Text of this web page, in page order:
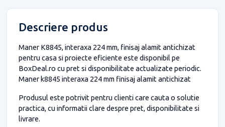
Descriere produs
Maner K8845, interaxa 224 mm, finisaj alamit antichizat
pentru casa si proiecte eficiente este disponibil pe
BoxDeal.ro cu pret si disponibilitate actualizate periodic.
Maner k8845 interaxa 224 mm finisaj alamit antichizat
Produsul este potrivit pentru clienti care cauta o solutie
practica, cu informatii clare despre pret, disponibilitate si
livrare.